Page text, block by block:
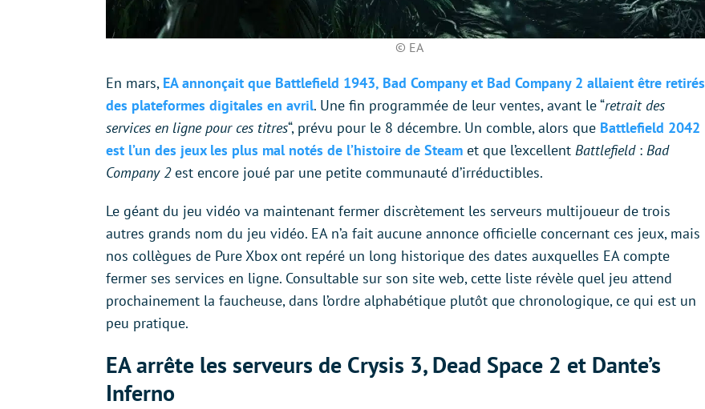
© EA
En mars, EA annonçait que Battlefield 1943, Bad Company et Bad Company 2 allaient être retirés
des plateformes digitales en avril. Une fin programmée de leur ventes, avant le “retrait des
services en ligne pour ces titres“, prévu pour le 8 décembre. Un comble, alors que Battlefield 2042
est l’un des jeux les plus mal notés de l’histoire de Steam et que l’excellent Battlefield : Bad
Company 2est encore joué par une petite communauté d’irréductibles.
Le géant du jeu vidéo va maintenant fermer discrètement les serveurs multijoueur de trois
autres grands nom du jeu vidéo. EA n’a fait aucune annonce officielle concernant ces jeux, mais
nos collègues de Pure Xbox ont repéré un long historique des dates auxquelles EA compte
fermer ses services en ligne. Consultable sur son site web, cette liste révèle quel jeu attend
prochainement la faucheuse, dans l’ordre alphabétique plutôt que chronologique, ce qui est un
peu pratique.
EA arrête les serveurs de Crysis 3, Dead Space 2 et Dante’s
Inferno